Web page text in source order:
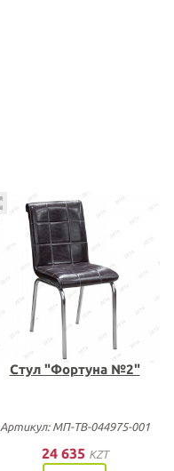
Стул "Фортуна №2"
Артикул: МП-ТВ-044975-001
24 635 KZT